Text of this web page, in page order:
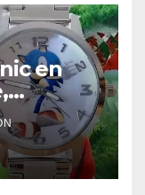
en
que